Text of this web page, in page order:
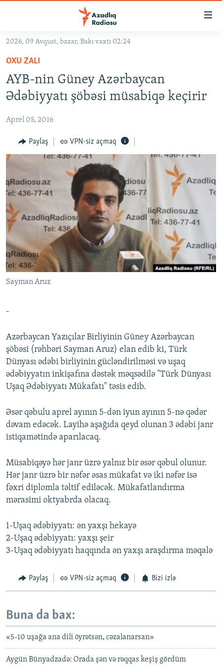
Əsas
qayıt
Əsas
naviqasiyaya
qayıt
Axtarışa
keç
KORRUPSIOMETR
#ƏSLINDƏ
FƏRQƏ BAX
QANUNI DOĞRU
ARAŞDIRMA
MULTIMEDIA
VIDEO
FOTOQALEREYA
İNFOQRAFIKA
KARIKATURA
RADIO ARXIV
OXU ZALI
AZƏRBAYCAN ƏDƏBIYYATI KITABXANASI
İSLAM VƏ DEMOKRATIYA
İZ - MƏDƏNIYYƏT PROQRAMI
HAQQIMIZDA
MISSIYAMIZ
PEŞƏ ETIKASI VƏ JURNALISTIKA STANDARTLARIMIZ
MATERIALLARIMIZDAN ISTIFADƏ
AZADLIQRADIOSU MOBIL TELEFONUNUZDA
RFE/RL-in bütün saytları
2026, 09 Avqust, bazar, Bakı vaxtı 02:24
OXU ZALI
AYB-nin Güney Azərbaycan
Ədəbiyyatı şöbəsi müsabiqə keçirir
Aprel 05, 2016
Paylaş VPN-siz açmaq
Sayman Aruz
-
Azərbaycan Yazıçılar Birliyinin Güney Azərbaycan
şöbəsi (rəhbəri Sayman Aruz) elan edib ki, Türk
Dünyası ədəbi birliyinin gücləndirilməsi və uşaq
ədəbiyyatın inkişafına dəstək məqsədilə "Türk Dünyası
Uşaq Ədəbiyyatı Mükafatı" təsis edib.
Əsər qəbulu aprel ayının 5-dən iyun ayının 5-nə qədər
dəvam edəcək. Layihə aşağıda qeyd olunan 3 ədəbi janr
istiqamətində aparılacaq.
Müsabiqəyə hər janr üzrə yalnız bir əsər qəbul olunur.
Hər janr üzrə bir nəfər əsas mükafat və iki nəfər isə
fəxri diplomla təltif ediləcək. Mükafatlandırma
mərasimi oktyabrda olacaq.
1-Uşaq ədəbiyyatı: ən yaxşı hekayə
2-Uşaq ədəbiyyatı: yaxşı şeir
3-Uşaq ədəbiyyatı haqqında ən yaxşı araşdırma məqalə
Paylaş VPN-siz açmaq Bizi izlə
Buna da bax:
«5-10 uşağa ana dili öyrətsən, cəzalanarsan»
Aygün Bünyadzadə: Orada şən və rəqqas keşiş gördüm